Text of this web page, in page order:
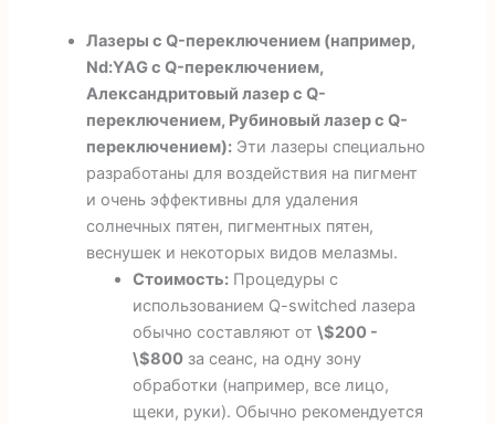
Лазеры с Q-переключением (например,
Nd:YAG с Q-переключением,
Александритовый лазер с Q-
переключением, Рубиновый лазер с Q-
переключением):Эти лазеры специально
разработаны для воздействия на пигмент
и очень эффективны для удаления
солнечных пятен, пигментных пятен,
веснушек и некоторых видов мелазмы.
Стоимость:Процедуры с
использованием Q-switched лазера
обычно составляют от \$200 -
\$800за сеанс, на одну зону
обработки (например, все лицо,
щеки, руки). Обычно рекомендуется